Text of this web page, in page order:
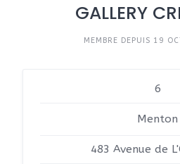
GALLERY
MEMBRE DEPUIS 19
6
Menton
483 Avenue de